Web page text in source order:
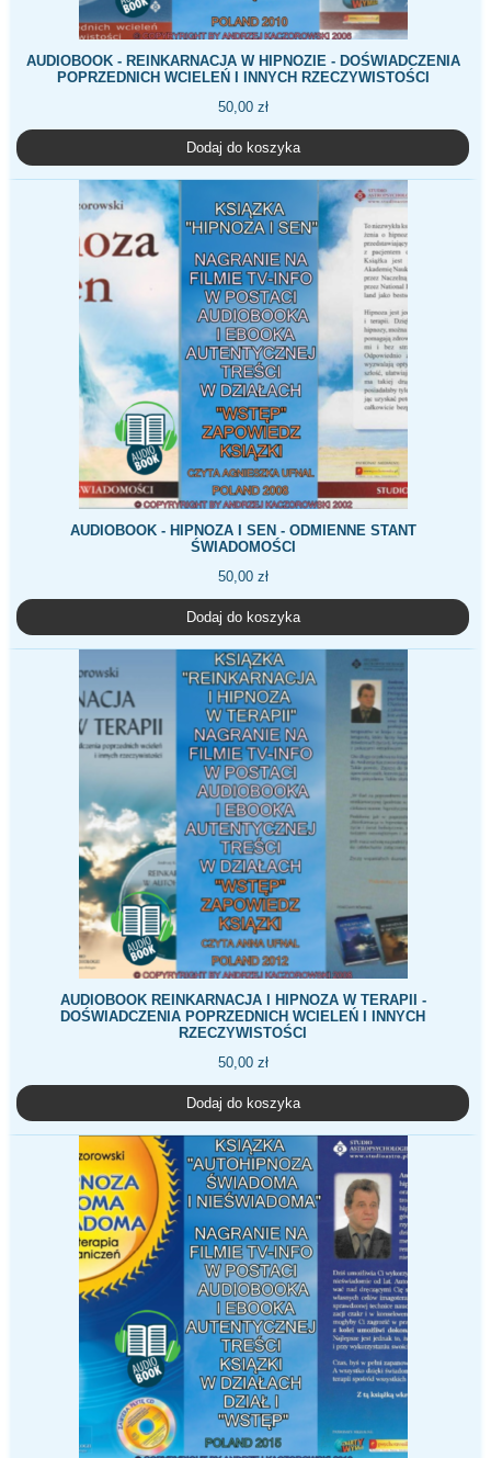
AUDIOBOOK - REINKARNACJA W HIPNOZIE - DOŚWIADCZENIA
POPRZEDNICH WCIELEŃ I INNYCH RZECZYWISTOŚCI
50,00 zł
Dodaj do koszyka
AUDIOBOOK - HIPNOZA I SEN - ODMIENNE STANT
ŚWIADOMOŚCI
50,00 zł
Dodaj do koszyka
AUDIOBOOK REINKARNACJA I HIPNOZA W TERAPII -
DOŚWIADCZENIA POPRZEDNICH WCIELEŃ I INNYCH
RZECZYWISTOŚCI
50,00 zł
Dodaj do koszyka